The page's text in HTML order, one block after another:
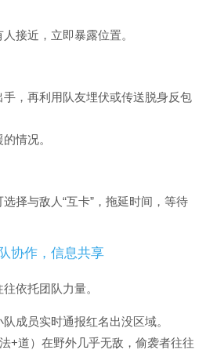
接近，立即暴露位置。
，再利用队友埋伏或传送脱身反包
情况。
择与敌人“互卡”，拖延时间，等待
协作，信息共享
依托团队力量。
队成员实时通报红名出没区域。
+道）在野外几乎无敌，偷袭者往往